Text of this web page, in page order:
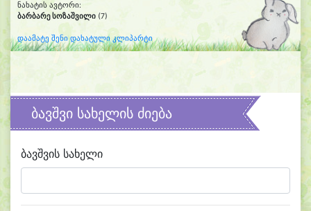
ნახატის ავტორი:
ბარბარე სოზაშვილი (7)
დაამატე შენი დახატული კლიპარტი
ბავშვი სახელის ძიება
ბავშვის სახელი